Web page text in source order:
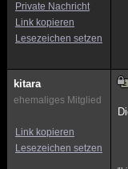
Private Nachricht
Link kopieren
Lesezeichen setzen
kitara
ehemaliges Mitglied
Link kopieren
Lesezeichen setzen